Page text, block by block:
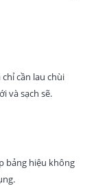
cần lau chùi
và sạch sẽ.
bảng hiệu không